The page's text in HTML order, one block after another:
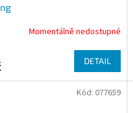
Momentálně nedostupné
DETAIL
Kód: 077659